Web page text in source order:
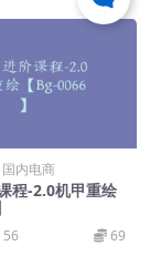
国内电商
程-2.0机甲重绘
56 69